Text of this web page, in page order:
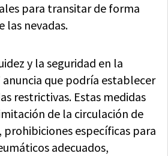
para transitar de forma
las nevadas.
y la seguridad en la
anuncia que podría establecer
restrictivas. Estas medidas
de la circulación de
prohibiciones específicas para
adecuados,